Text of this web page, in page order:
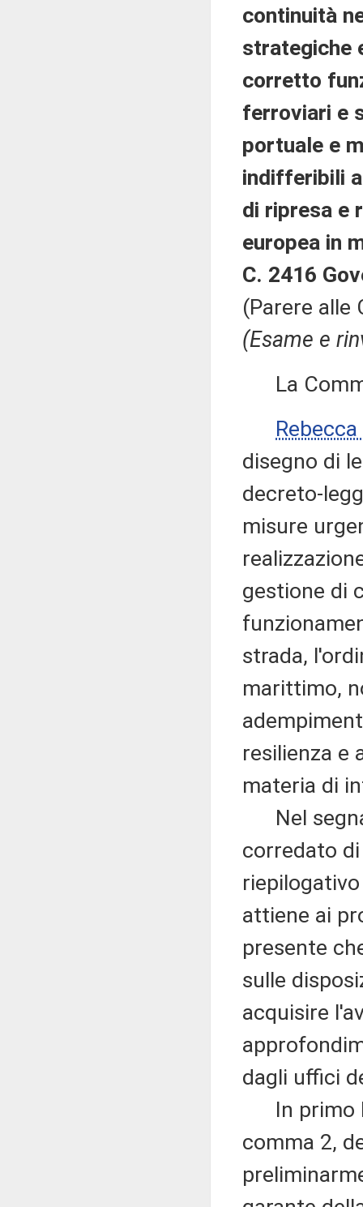
continuità
strategiche
corretto
ferroviari e
portuale e
indifferibili
di ripresa e
europea in
C. 2416
(Parere alle
(Esame e
La
Rebecca
disegno di
decreto-
misure
gestione di
strada,
marittimo,
resilienza e
materia di
Nel
corredato
attiene ai
presente
sulle
acquisire
dagli uffici
In primo
comma 2,